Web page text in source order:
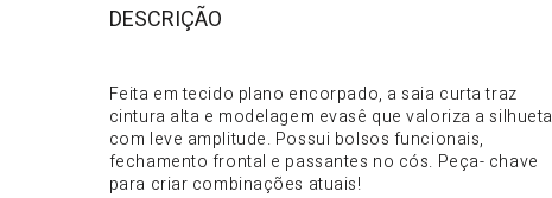
Feita em tecido plano encorpado, a saia curta traz
cintura alta e modelagem evasê que valoriza a silhueta
com leve amplitude. Possui bolsos funcionais,
fechamento frontal e passantes no cós. Peça- chave
para criar combinações atuais!